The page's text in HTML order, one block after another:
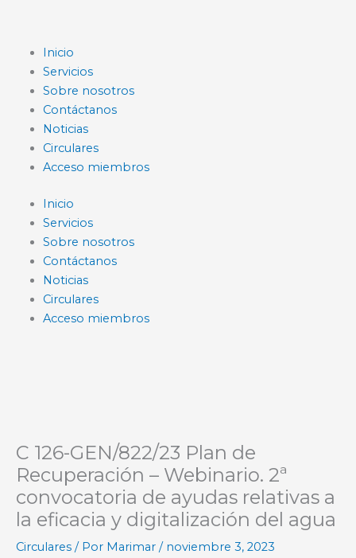
contenidoInicio
Servicios
Sobre nosotros
Contáctanos
Noticias
Circulares
Acceso miembros
Inicio
Servicios
Sobre nosotros
Contáctanos
Noticias
Circulares
Acceso miembros
C 126-GEN/822/23 Plan de
Recuperación – Webinario. 2ª
convocatoria de ayudas relativas a
la eficacia y digitalización del agua
Circulares / Por Marimar / noviembre 3, 2023